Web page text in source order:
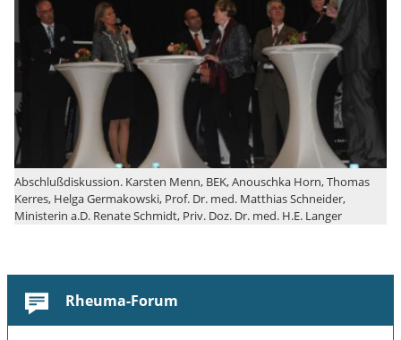
Abschlußdiskussion. Karsten Menn, BEK, Anouschka Horn, Thomas
Kerres, Helga Germakowski, Prof. Dr. med. Matthias Schneider,
Ministerin a.D. Renate Schmidt, Priv. Doz. Dr. med. H.E. Langer
Rheuma-Forum